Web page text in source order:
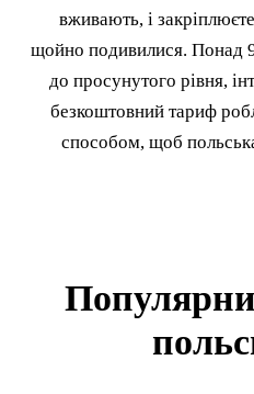
вживають, і
щойно подивилися. Понад 9
до просунутого рівня,
безкоштовний тариф
способом, щоб